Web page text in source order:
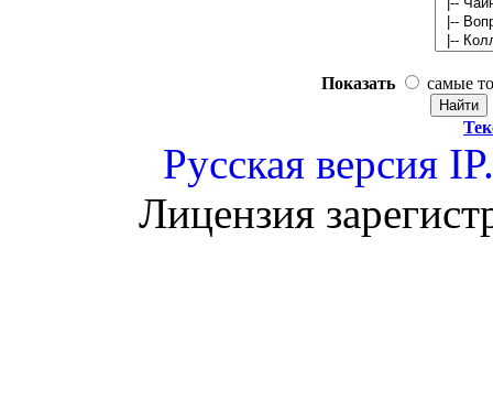
Показать самые
Русская версия
Лицензия